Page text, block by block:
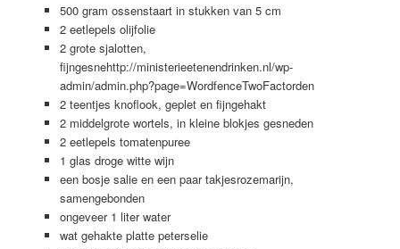
500 gram ossenstaart in stukken van 5 cm
2 eetlepels olijfolie
2 grote sjalotten,
fijngesnehttp://ministerieetenendrinken.nl/wp-
admin/admin.php?page=WordfenceTwoFactorden
2 teentjes knoflook, geplet en fijngehakt
2 middelgrote wortels, in kleine blokjes gesneden
2 eetlepels tomatenpuree
1 glas droge witte wijn
een bosje salie en een paar takjesrozemarijn,
samengebonden
ongeveer 1 liter water
wat gehakte platte peterselie